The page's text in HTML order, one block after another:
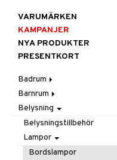
VARUMÄRKEN
KAMPANJER
NYA PRODUKTER
PRESENTKORT
Badrum
Badrumsinredning
Badrumstextilier
Badrumstillbehör
Barnrum
Barnlampor
Barnmöbler
Barnrumsdekoration
Barnrumsförvaring
Belysning
Belysningstillbehör
Lampor
Bordslampor